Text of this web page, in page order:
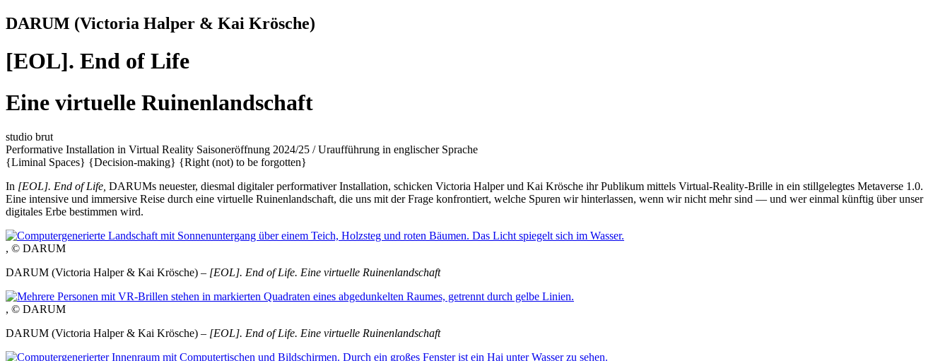
DARUM (Victoria Halper & Kai Krösche)
[EOL]. End of Life
Eine virtuelle Ruinenlandschaft
studio brut
Performative Installation in Virtual Reality Saisoneröffnung 2024/25 / Uraufführung in englischer Sprache
{Liminal Spaces} {Decision-making} {Right (not) to be forgotten}
In [EOL]. End of Life, DARUMs neuester, diesmal digitaler performativer Installation, schicken Victoria Halper und Kai Krösche ihr Publikum mittels Virtual-Reality-Brille in ein stillgelegtes Metaverse 1.0.
Eine intensive und immersive Reise durch eine virtuelle Ruinenlandschaft, die uns mit der Frage konfrontiert, welche Spuren wir hinterlassen, wenn wir nicht mehr sind — und wer einmal künftig über unser
digitales Erbe bestimmen wird.
, © DARUM
DARUM (Victoria Halper & Kai Krösche) – [EOL]. End of Life. Eine virtuelle Ruinenlandschaft
, © DARUM
DARUM (Victoria Halper & Kai Krösche) – [EOL]. End of Life. Eine virtuelle Ruinenlandschaft